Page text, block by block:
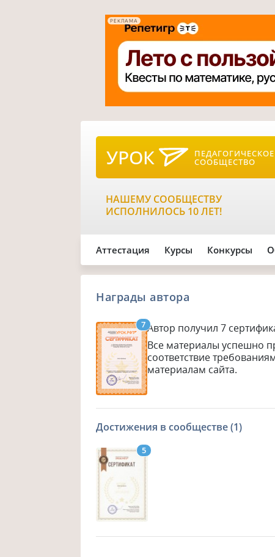
РЕКЛАМА
УРОК ПЕДАГОГИЧЕСКОЕ
СООБЩЕСТВО
НАШЕМУ СООБЩЕСТВУ
ИСПОЛНИЛОСЬ 10 ЛЕТ!
Аттестация Курсы Конкурсы
Награды автора
7Автор получил7
Все материалы успешно
соответствие
материалам сайта.
Достижения в сообществе (1)
5